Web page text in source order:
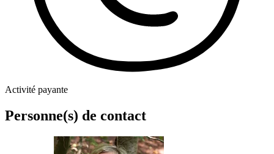
Activité payante
Personne(s) de contact